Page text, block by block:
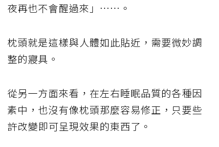
夜再也不會醒過來」……。
枕頭就是這樣與人體如此貼近，需要微妙調
整的寢具。
從另一方面來看，在左右睡眠品質的各種因
素中，也沒有像枕頭那麼容易修正，只要些
許改變即可呈現效果的東西了。